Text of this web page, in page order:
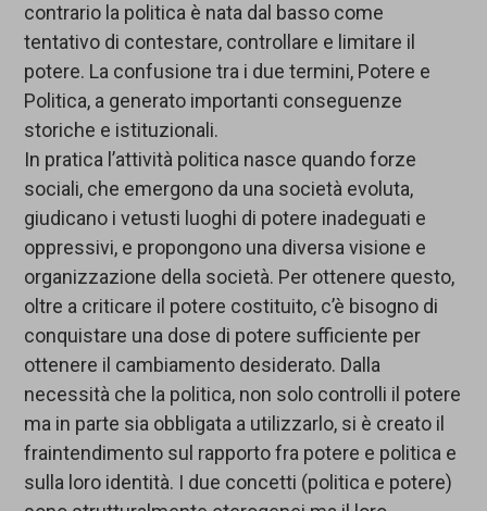
contrario la politica è nata dal basso come
tentativo di contestare, controllare e limitare il
potere. La confusione tra i due termini, Potere e
Politica, a generato importanti conseguenze
storiche e istituzionali.
In pratica l’attività politica nasce quando forze
sociali, che emergono da una società evoluta,
giudicano i vetusti luoghi di potere inadeguati e
oppressivi, e propongono una diversa visione e
organizzazione della società. Per ottenere questo,
oltre a criticare il potere costituito, c’è bisogno di
conquistare una dose di potere sufficiente per
ottenere il cambiamento desiderato. Dalla
necessità che la politica, non solo controlli il potere
ma in parte sia obbligata a utilizzarlo, si è creato il
fraintendimento sul rapporto fra potere e politica e
sulla loro identità. I due concetti (politica e potere)